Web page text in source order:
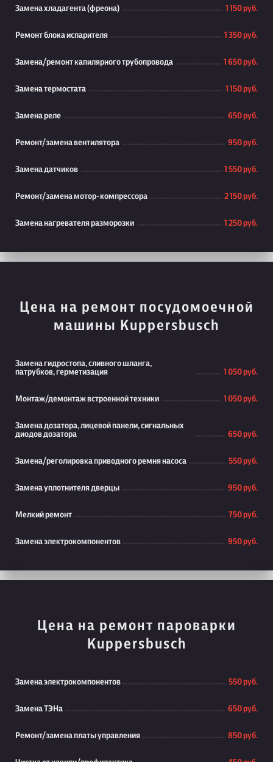
Замена хладагента (фреона) 1 150 руб.
Ремонт блока испарителя 1 350 руб.
Замена/ремонт капилярного трубопровода 1 650 руб.
Замена термостата 1 150 руб.
Замена реле 650 руб.
Ремонт/замена вентилятора 950 руб.
Замена датчиков 1 550 руб.
Ремонт/замена мотор-компрессора 2 150 руб.
Замена нагревателя разморозки 1 250 руб.
Цена на ремонт посудомоечной
машины Kuppersbusch
Замена гидростопа, сливного шланга,
патрубков, герметизация
1 050 руб.
Монтаж/демонтаж встроенной техники 1 050 руб.
Замена дозатора, лицевой панели, сигнальных
диодов дозатора
650 руб.
Замена/реголировка приводного ремня насоса 550 руб.
Замена уплотнителя дверцы 950 руб.
Мелкий ремонт 750 руб.
Замена электрокомпонентов 950 руб.
Цена на ремонт пароварки
Kuppersbusch
Замена электрокомпонентов 550 руб.
Замена ТЭНа 650 руб.
Ремонт/замена платы управления 850 руб.